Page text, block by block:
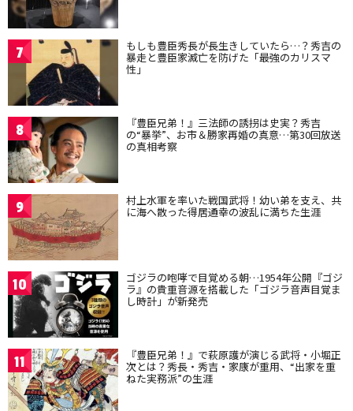
7 もしも豊臣秀長が長生きしていたら…？秀吉の
暴走と豊臣家滅亡を防げた「最強のカリスマ
性」
8 『豊臣兄弟！』三法師の誘拐は史実？秀吉
の“暴挙”、お市＆勝家再婚の真意…第30回放送
の真相考察
9 村上水軍を率いた戦国武将！幼い弟を支え、共
に海へ散った得居通幸の波乱に満ちた生涯
10 ゴジラの咆哮で目覚める朝…1954年公開『ゴジ
ラ』の貴重音源を搭載した「ゴジラ音声目覚ま
し時計」が新発売
11 『豊臣兄弟！』で萩原護が演じる武将・小堀正
次とは？秀長・秀吉・家康が重用、“出家を重
ねた実務派”の生涯